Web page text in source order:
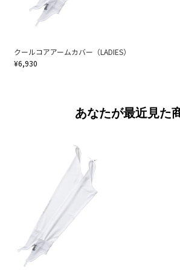
クールコアアームカバー（LADIES）
¥6,930
あなたが最近見た